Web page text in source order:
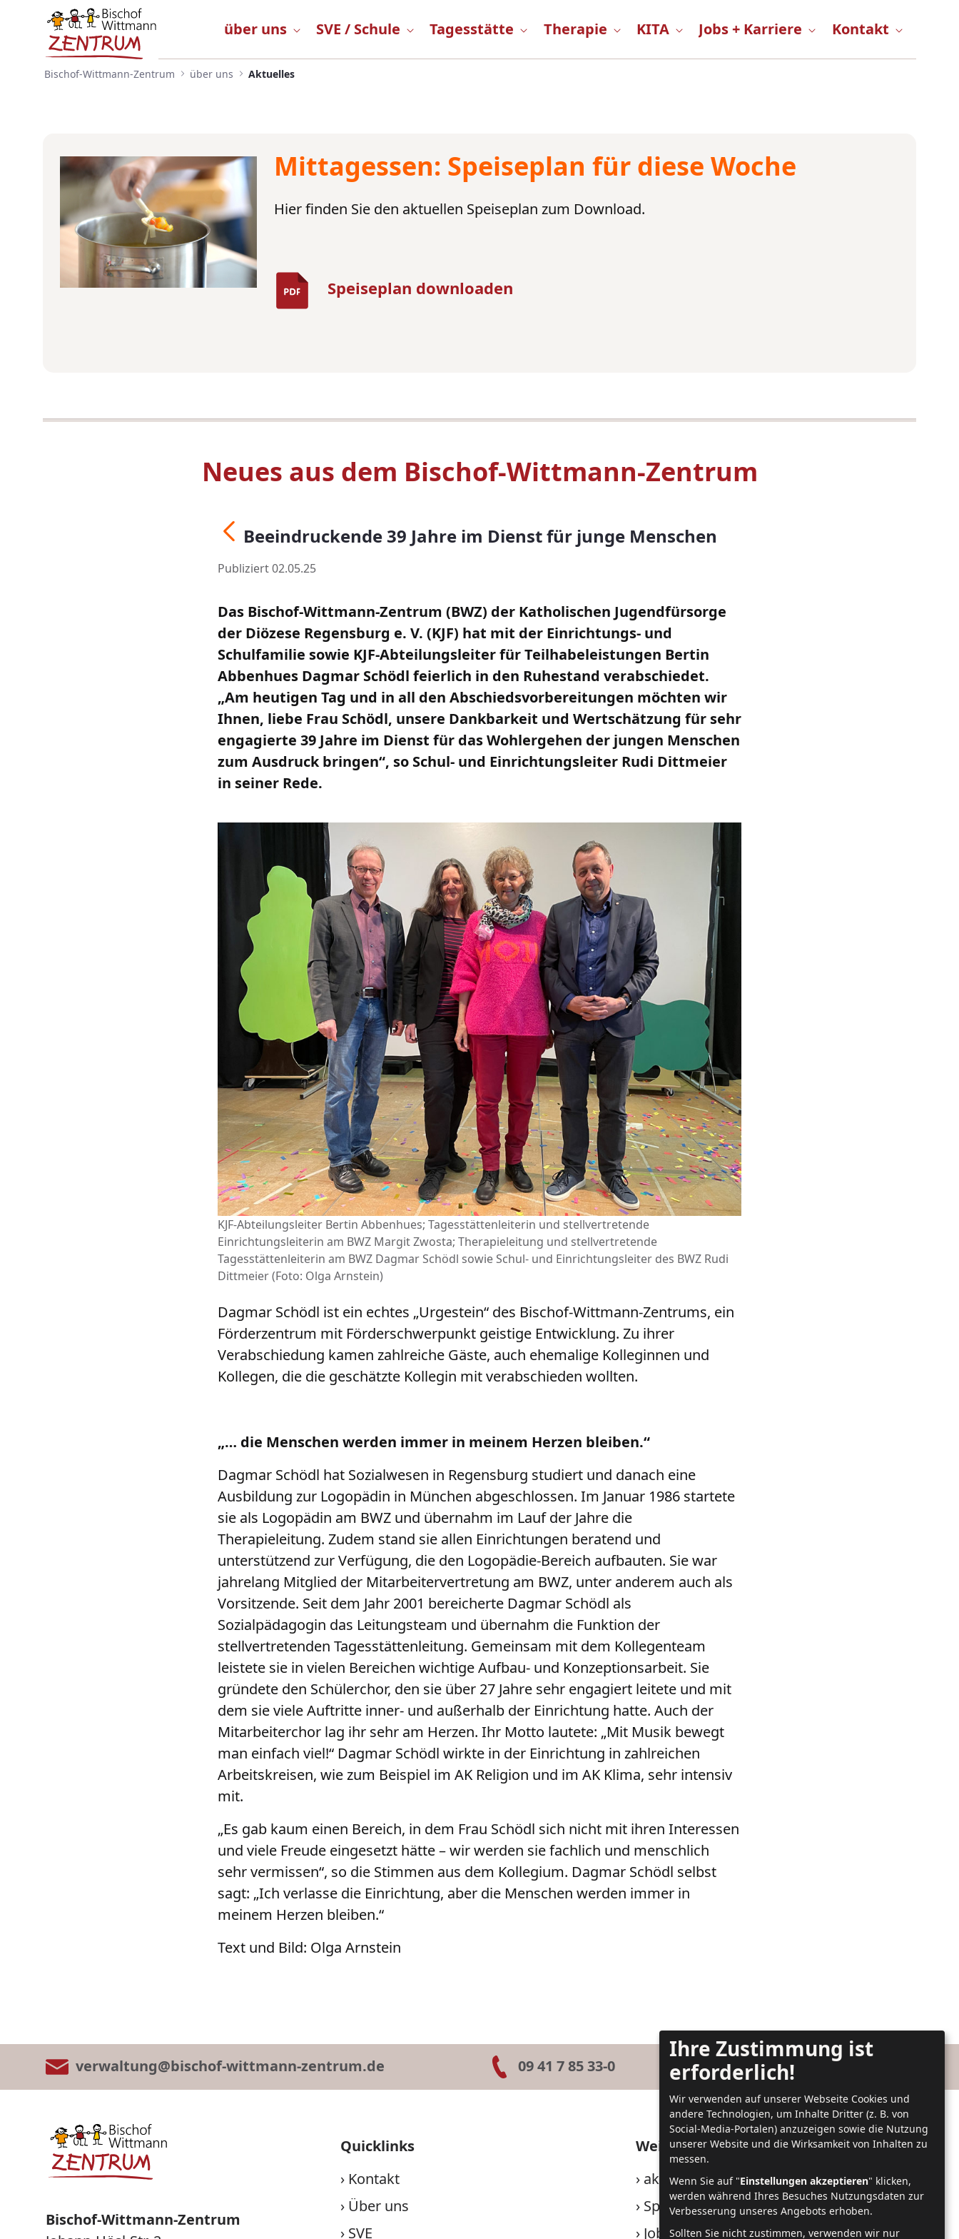
Skip to Main Content
Beeindruckende 39 Jahre im Dienst für junge Menschen
über uns SVE / Schule Tagesstätte Therapie KITA Jobs + Karriere Kontakt
Bischof-Wittmann-Zentrum über uns Aktuelles
Mittagessen: Speiseplan für diese Woche
Hier finden Sie den aktuellen Speiseplan zum Download.
Speiseplan downloaden
Neues aus dem Bischof-Wittmann-Zentrum
Beeindruckende 39 Jahre im Dienst für junge Menschen
Publiziert 02.05.25
Das Bischof-Wittmann-Zentrum (BWZ) der Katholischen Jugendfürsorge
der Diözese Regensburg e. V. (KJF) hat mit der Einrichtungs- und
Schulfamilie sowie KJF-Abteilungsleiter für Teilhabeleistungen Bertin
Abbenhues Dagmar Schödl feierlich in den Ruhestand verabschiedet.
„Am heutigen Tag und in all den Abschiedsvorbereitungen möchten wir
Ihnen, liebe Frau Schödl, unsere Dankbarkeit und Wertschätzung für sehr
engagierte 39 Jahre im Dienst für das Wohlergehen der jungen Menschen
zum Ausdruck bringen“, so Schul- und Einrichtungsleiter Rudi Dittmeier
in seiner Rede.
KJF-Abteilungsleiter Bertin Abbenhues; Tagesstättenleiterin und stellvertretende
Einrichtungsleiterin am BWZ Margit Zwosta; Therapieleitung und stellvertretende
Tagesstättenleiterin am BWZ Dagmar Schödl sowie Schul- und Einrichtungsleiter des BWZ Rudi
Dittmeier (Foto: Olga Arnstein)
Dagmar Schödl ist ein echtes „Urgestein“ des Bischof-Wittmann-Zentrums, ein
Förderzentrum mit Förderschwerpunkt geistige Entwicklung. Zu ihrer
Verabschiedung kamen zahlreiche Gäste, auch ehemalige Kolleginnen und
Kollegen, die die geschätzte Kollegin mit verabschieden wollten.
„… die Menschen werden immer in meinem Herzen bleiben.“
Dagmar Schödl hat Sozialwesen in Regensburg studiert und danach eine
Ausbildung zur Logopädin in München abgeschlossen. Im Januar 1986 startete
sie als Logopädin am BWZ und übernahm im Lauf der Jahre die
Therapieleitung. Zudem stand sie allen Einrichtungen beratend und
unterstützend zur Verfügung, die den Logopädie-Bereich aufbauten. Sie war
jahrelang Mitglied der Mitarbeitervertretung am BWZ, unter anderem auch als
Vorsitzende. Seit dem Jahr 2001 bereicherte Dagmar Schödl als
Sozialpädagogin das Leitungsteam und übernahm die Funktion der
stellvertretenden Tagesstättenleitung. Gemeinsam mit dem Kollegenteam
leistete sie in vielen Bereichen wichtige Aufbau- und Konzeptionsarbeit. Sie
gründete den Schülerchor, den sie über 27 Jahre sehr engagiert leitete und mit
dem sie viele Auftritte inner- und außerhalb der Einrichtung hatte. Auch der
Mitarbeiterchor lag ihr sehr am Herzen. Ihr Motto lautete: „Mit Musik bewegt
man einfach viel!“ Dagmar Schödl wirkte in der Einrichtung in zahlreichen
Arbeitskreisen, wie zum Beispiel im AK Religion und im AK Klima, sehr intensiv
mit.
„Es gab kaum einen Bereich, in dem Frau Schödl sich nicht mit ihren Interessen
und viele Freude eingesetzt hätte – wir werden sie fachlich und menschlich
sehr vermissen“, so die Stimmen aus dem Kollegium. Dagmar Schödl selbst
sagt: „Ich verlasse die Einrichtung, aber die Menschen werden immer in
meinem Herzen bleiben.“
Text und Bild: Olga Arnstein
verwaltung@bischof-wittmann-zentrum.de 09 41 7 85 33-0
Bischof-Wittmann-Zentrum
Quicklinks
› Kontakt
› Über uns
› SVE
Weitere Infos
› aktuell
› Speiseplan
› Jobs + Karriere
Ihre Zustimmung ist
erforderlich!
Wir verwenden auf unserer Webseite Cookies und
andere Technologien, um Inhalte Dritter (z. B. von
Social-Media-Portalen) anzuzeigen sowie die Nutzung
unserer Website und die Wirksamkeit von Inhalten zu
messen.
Wenn Sie auf "Einstellungen akzeptieren" klicken,
werden während Ihres Besuches Nutzungsdaten zur
Verbesserung unseres Angebots erhoben.
Sollten Sie nicht zustimmen, verwenden wir nur